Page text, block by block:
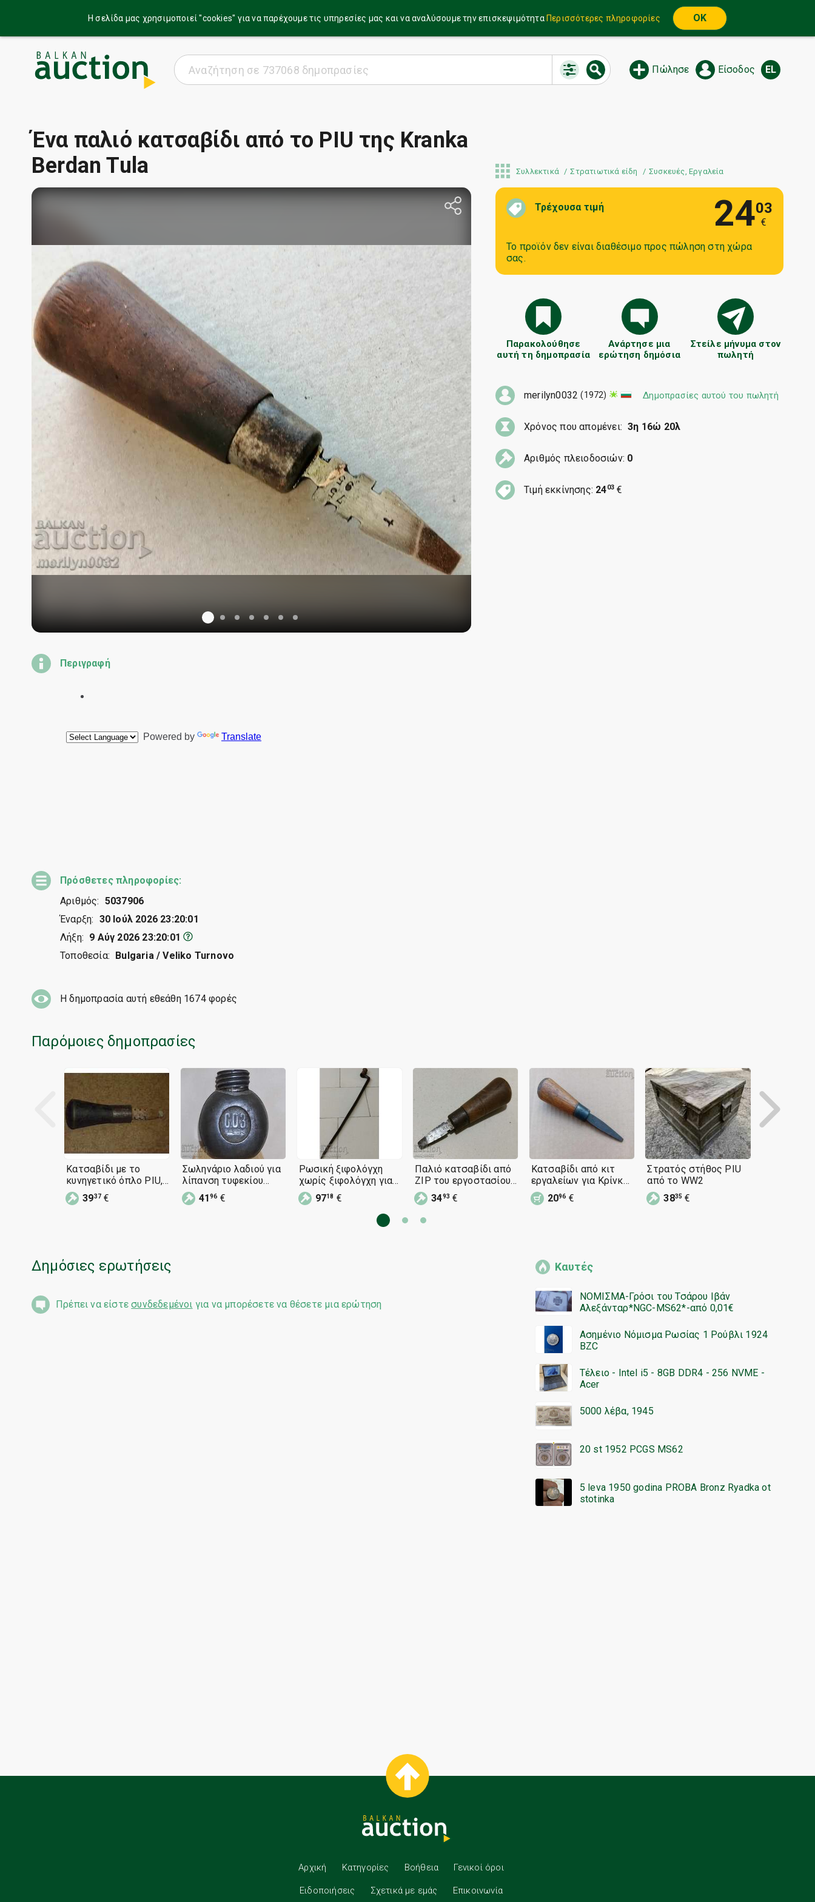
Η σελίδα μας χρησιμοποιεί ''cookies'' για να παρέχουμε τις υπηρεσίες μας και να αναλύσουμε την επισκεψιμότητα Περισσότερες πληροφορίες OK
Πώλησε Είσοδος EL
Ένα παλιό κατσαβίδι από το PIU της Kranka
Berdan Tula
Συλλεκτικά Στρατιωτικά είδη Συσκευές, Εργαλεία
Τρέχουσα τιμή 2403
€
Το προϊόν δεν είναι διαθέσιμο προς πώληση στη χώρα
σας.
Παρακολούθησε
αυτή τη δημοπρασία
Ανάρτησε μια
ερώτηση δημόσια
Στείλε μήνυμα στον
πωλητή
merilyn0032 (1972) Δημοπρασίες αυτού του πωλητή
Χρόνος που απομένει: 3η 16ώ 20λ
Αριθμός πλειοδοσιών: 0
Τιμή εκκίνησης: 2403 €
Περιγραφή
Πρόσθετες πληροφορίες:
Αριθμός: 5037906
Έναρξη: 30 Ιούλ 2026 23:20:01
Λήξη: 9 Αύγ 2026 23:20:01
Τοποθεσία:
Bulgaria / Veliko Turnovo
Η δημοπρασία αυτή εθεάθη 1674φορές
Παρόμοιες δημοπρασίες
Κατσαβίδι με το
κυνηγετικό όπλο PIU,
καραμπίνα Berdana,
Mosin,
3937 €
Σωληνάριο λαδιού για
λίπανση τυφεκίου
Berdan-2 SOZ Τσαρική
Ρωσία
4196 €
Ρωσική ξιφολόγχη
χωρίς ξιφολόγχη για
τουφέκι Kranka 1867
9718 €
Παλιό κατσαβίδι από
ZIP του εργοστασίου
Kranka Berdana Tula
3493 €
Κατσαβίδι από κιτ
εργαλείων για Κρίνκα
Μπερντάνα Τούλα
2096 €
Στρατός στήθος PIU
από το WW2
3835 €
Δημόσιες ερωτήσεις
Πρέπει να είστεσυνδεδεμένοι για να μπορέσετε να θέσετε μια ερώτηση
Καυτές
ΝΟΜΙΣΜΑ-Γρόσι του Τσάρου Ιβάν
Αλεξάνταρ*NGC-MS62*-από 0,01€
Ασημένιο Νόμισμα Ρωσίας 1 Ρούβλι 1924
BZC
Τέλειο - Intel i5 - 8GB DDR4 - 256 NVME -
Acer
5000 λέβα, 1945
20 st 1952 PCGS MS62
5 leva 1950 godina PROBA Bronz Ryadka ot
stotinka
Αρχική Κατηγορίες Βοήθεια Γενικοί όροι
Ειδοποιήσεις Σχετικά με εμάς Επικοινωνία